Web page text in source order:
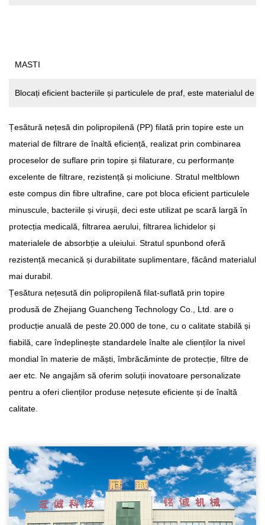
MASTI
Blocați eficient bacteriile și particulele de praf, este materialul de
Țesătură nețesă din polipropilenă (PP) filată prin topire este un
material de filtrare de înaltă eficiență, realizat prin combinarea
proceselor de suflare prin topire și filaturare, cu performanțe
excelente de filtrare, rezistență și moliciune. Stratul meltblown
este compus din fibre ultrafine, care pot bloca eficient particulele
minuscule, bacteriile și virușii, deci este utilizat pe scară largă în
protecția medicală, filtrarea aerului, filtrarea lichidelor și
materialele de absorbție a uleiului. Stratul spunbond oferă
rezistență mecanică și durabilitate suplimentare, făcând materialul
mai durabil.
Țesătura nețesută din polipropilenă filat-suflată prin topire
produsă de Zhejiang Guancheng Technology Co., Ltd. are o
producție anuală de peste 20.000 de tone, cu o calitate stabilă și
fiabilă, care îndeplinește standardele înalte ale clienților la nivel
mondial în materie de măști, îmbrăcăminte de protecție, filtre de
aer etc. Ne angajăm să oferim soluții inovatoare personalizate
pentru a oferi clienților produse nețesute eficiente și de înaltă
calitate.